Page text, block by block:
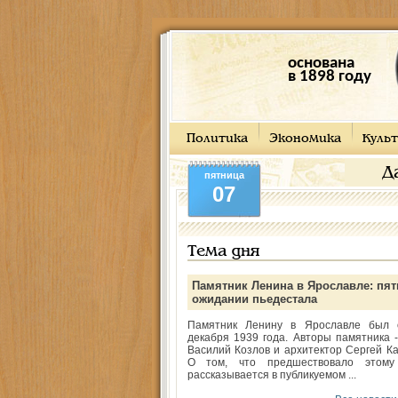
основана
в 1898 году
Политика Экономика
пятница
07
Тема дня
Памятник Ленина в Ярославле:
ожидании пьедестала
Памятник Ленину в Ярославле был
декабря 1939 года. Авторы памятника -
Василий Козлов и архитектор Сергей
О том, что предшествовало
рассказывается в публикуемом ...